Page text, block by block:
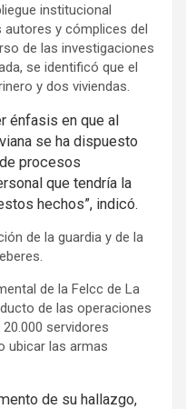
institucional
y cómplices del
de las investigaciones
se identificó que el
y dos viviendas.
énfasis en que al
se ha dispuesto
procesos
que tendría la
hechos”, indicó.
de la guardia y de la
de la Felcc de La
de las operaciones
servidores
ubicar las armas
de su hallazgo,